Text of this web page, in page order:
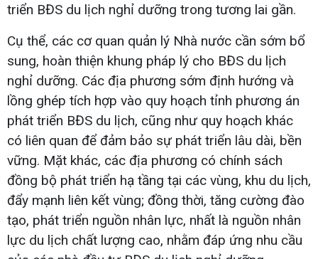
triển BĐS du lịch nghỉ dưỡng trong tương lai gần.
Cụ thể, các cơ quan quản lý Nhà nước cần sớm bổ
sung, hoàn thiện khung pháp lý cho BĐS du lịch
nghỉ dưỡng. Các địa phương sớm định hướng và
lồng ghép tích hợp vào quy hoạch tỉnh phương án
phát triển BĐS du lịch, cũng như quy hoạch khác
có liên quan để đảm bảo sự phát triển lâu dài, bền
vững. Mặt khác, các địa phương có chính sách
đồng bộ phát triển hạ tầng tại các vùng, khu du lịch,
đẩy mạnh liên kết vùng; đồng thời, tăng cường đào
tạo, phát triển nguồn nhân lực, nhất là nguồn nhân
lực du lịch chất lượng cao, nhằm đáp ứng nhu cầu